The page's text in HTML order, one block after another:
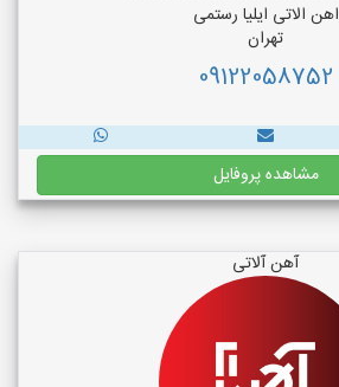
اهن الاتی ایلیا رستمی
تهران
09122058752
مشاهده پروفایل
آهن آلاتی